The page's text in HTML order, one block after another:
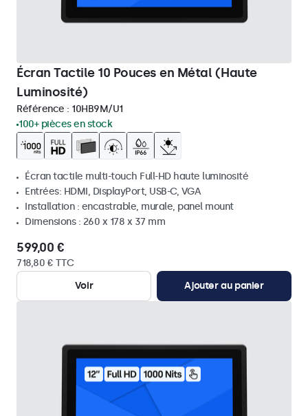
Écran Tactile 10 Pouces en Métal (Haute
Luminosité)
Référence : 10HB9M/U1
100+ pièces en stock
Écran tactile multi-touch Full-HD haute luminosité
Entrées: HDMI, DisplayPort, USB-C, VGA
Installation : encastrable, murale, panel mount
Dimensions : 260 x 178 x 37 mm
599,00 €
718,80 € TTC
Voir
Ajouter au panier